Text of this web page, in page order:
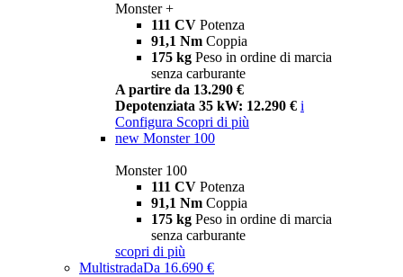
Monster +
111 CV Potenza
91,1 Nm Coppia
175 kg Peso in ordine di marcia
senza carburante
A partire da 13.290 €
Depotenziata 35 kW: 12.290 € i
Configura Scopri di più
new Monster 100
Monster 100
111 CV Potenza
91,1 Nm Coppia
175 kg Peso in ordine di marcia
senza carburante
scopri di più
MultistradaDa 16.690 €